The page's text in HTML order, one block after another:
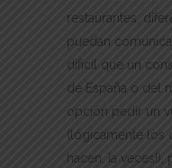
restaurantes,
puedan
difícil que un
de España o del
opción pedir un
(lógicamente los
hacen, ¡a